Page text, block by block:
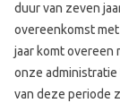
duur van zeven
overeenkomst
jaar komt overeen
onze
van deze periode